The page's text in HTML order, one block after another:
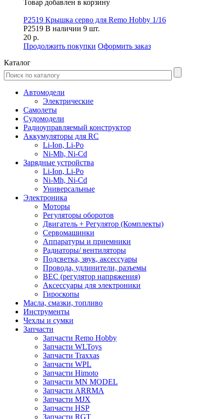
Товар добавлен в корзину
P2519 Крышка серво для Remo Hobby 1/16
P2519 В наличии 9 шт.
20 р.
Продолжить покупки Оформить заказ
Каталог
Автомодели
Электрические
Самолеты
Судомодели
Радиоуправляемый конструктор
Аккумуляторы для RC
Li-Ion, Li-Po
Ni-Mh, Ni-Cd
Зарядные устройства
Li-Ion, Li-Po
Ni-Mh, Ni-Cd
Универсальные
Электроника
Моторы
Регуляторы оборотов
Двигатель + Регулятор (Комплекты)
Сервомашинки
Аппаратуры и приемники
Радиаторы/ вентиляторы
Подсветка, звук, аксессуары
Провода, удлинители, разъемы
BEC (регулятор напряжения)
Аксессуары для электроники
Гироскопы
Масла, смазки, топливо
Инструменты
Чехлы и сумки
Запчасти
Запчасти Remo Hobby
Запчасти WLToys
Запчасти Traxxas
Запчасти WPL
Запчасти Himoto
Запчасти MN MODEL
Запчасти ARRMA
Запчасти MJX
Запчасти HSP
Запчасти RGT